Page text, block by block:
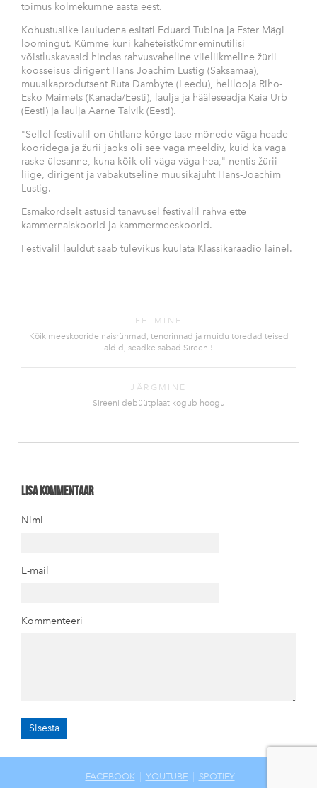
toimus kolmekümne aasta eest.
Kohustuslike lauludena esitati Eduard Tubina ja Ester Mägi
loomingut. Kümme kuni kaheteistkümneminutilisi
võistluskavasid hindas rahvusvaheline viieliikmeline žürii
koosseisus dirigent Hans Joachim Lustig (Saksamaa),
muusikaprodutsent Ruta Dambyte (Leedu), helilooja Riho-
Esko Maimets (Kanada/Eesti), laulja ja hääleseadja Kaia Urb
(Eesti) ja laulja Aarne Talvik (Eesti).
"Sellel festivalil on ühtlane kõrge tase mõnede väga heade
kooridega ja žürii jaoks oli see väga meeldiv, kuid ka väga
raske ülesanne, kuna kõik oli väga-väga hea," nentis žürii
liige, dirigent ja vabakutseline muusikajuht Hans-Joachim
Lustig.
Esmakordselt astusid tänavusel festivalil rahva ette
kammernaiskoorid ja kammermeeskoorid.
Festivalil lauldut saab tulevikus kuulata Klassikaraadio lainel.
EELMINE
Kõik meeskooride naisrühmad, tenorinnad ja muidu toredad teised
aldid, seadke sabad Sireeni!
JÄRGMINE
Sireeni debüütplaat kogub hoogu
Lisa kommentaar
Nimi
E-mail
Kommenteeri
FACEBOOK| YOUTUBE SPOTIFY